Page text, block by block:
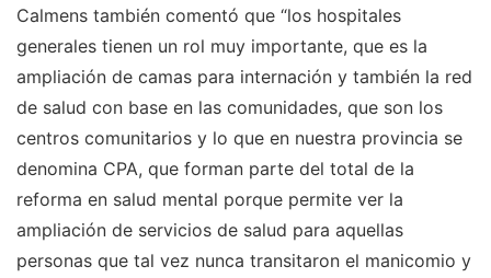
Calmens también comentó que “los hospitales
generales tienen un rol muy importante, que es la
ampliación de camas para internación y también la red
de salud con base en las comunidades, que son los
centros comunitarios y lo que en nuestra provincia se
denomina CPA, que forman parte del total de la
reforma en salud mental porque permite ver la
ampliación de servicios de salud para aquellas
personas que tal vez nunca transitaron el manicomio y